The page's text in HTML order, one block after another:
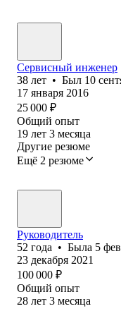
Сервисный инженер
38 лет • Был 10
17 января 2016
25 000 ₽
Общий опыт
19 лет 3 месяца
Другие резюме
Ещё 2 резюме
Руководитель
52 года • Была 5
23 декабря 2021
100 000 ₽
Общий опыт
28 лет 3 месяца